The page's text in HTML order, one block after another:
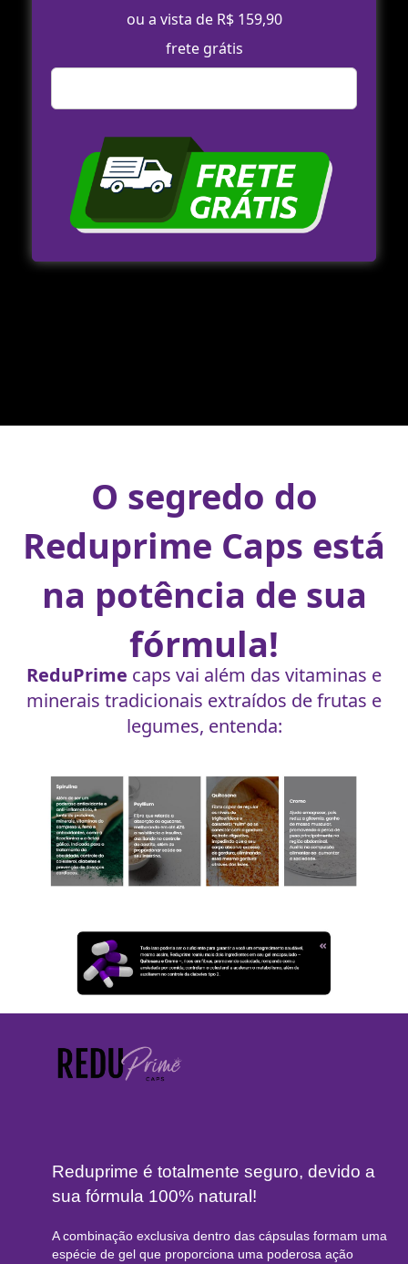
ou a vista de R$ 159,90
frete grátis
O segredo do
Reduprime Caps está
na potência de sua
fórmula!
ReduPrime caps vai além das vitaminas e
minerais tradicionais extraídos de frutas e
legumes, entenda:
Reduprime é totalmente seguro, devido a
sua fórmula 100% natural!
A combinação exclusiva dentro das cápsulas formam uma
espécie de gel que proporciona uma poderosa ação